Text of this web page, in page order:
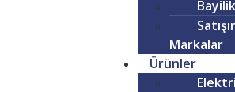
Markalar
Ürünler